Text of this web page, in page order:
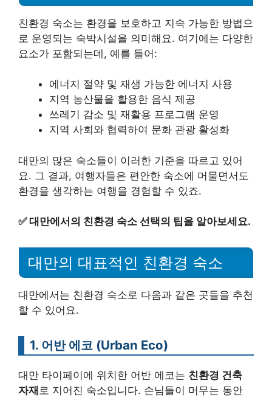
친환경 숙소는 환경을 보호하고 지속 가능한 방법으
로 운영되는 숙박시설을 의미해요. 여기에는 다양한
요소가 포함되는데, 예를 들어:
에너지 절약 및 재생 가능한 에너지 사용
지역 농산물을 활용한 음식 제공
쓰레기 감소 및 재활용 프로그램 운영
지역 사회와 협력하여 문화 관광 활성화
대만의 많은 숙소들이 이러한 기준을 따르고 있어
요. 그 결과, 여행자들은 편안한 숙소에 머물면서도
환경을 생각하는 여행을 경험할 수 있죠.
✅대만에서의 친환경 숙소 선택의 팁을 알아보세요.
대만의 대표적인 친환경 숙소
대만에서는 친환경 숙소로 다음과 같은 곳들을 추천
할 수 있어요.
1. 어반 에코 (Urban Eco)
대만 타이페이에 위치한 어반 에코는 친환경 건축
자재 로 지어진 숙소입니다. 손님들이 머무는 동안